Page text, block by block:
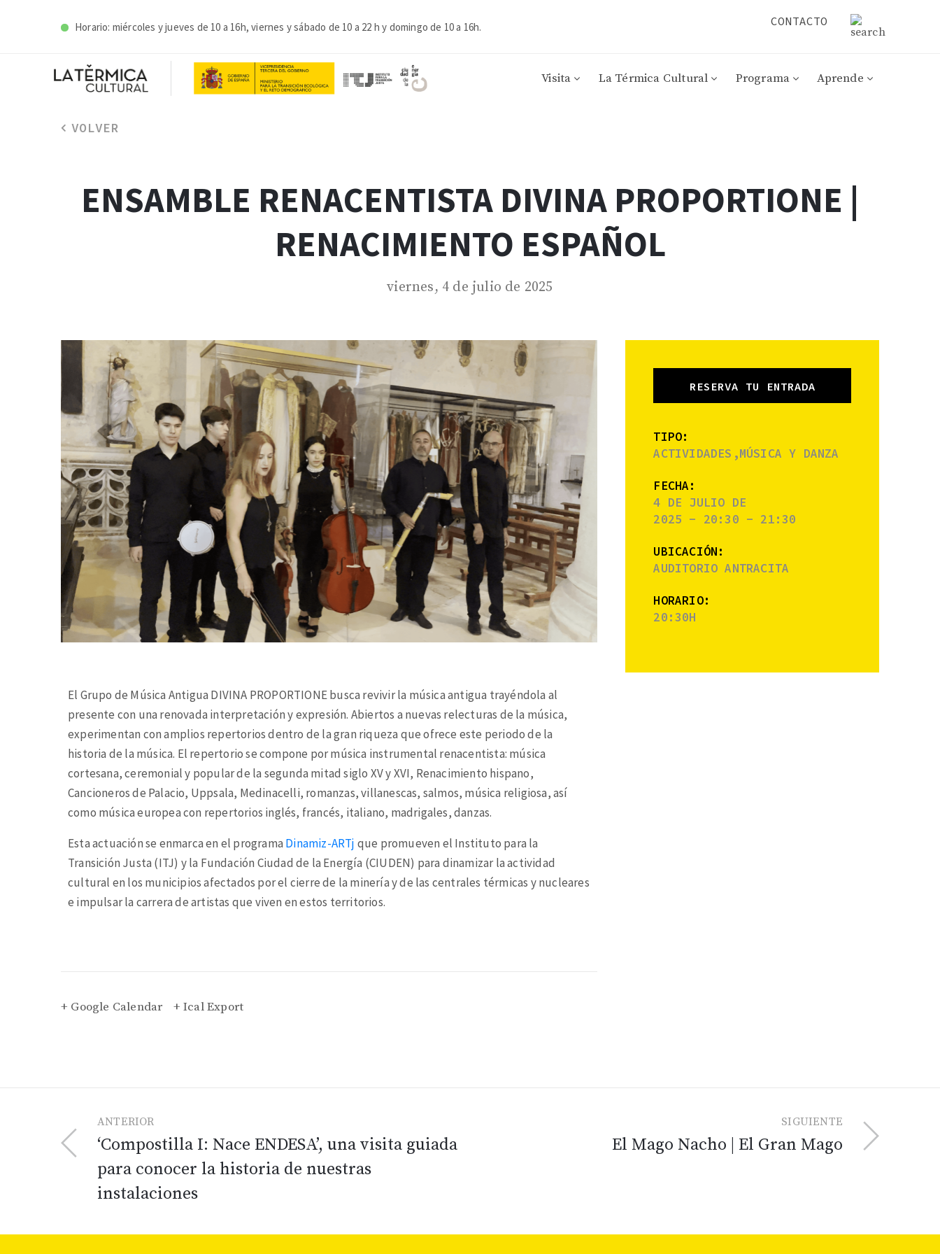
Horario: miércoles y jueves de 10 a 16h, viernes y sábado de 10 a 22 h y domingo de 10 a 16h. CONTACTO
Visita La Térmica Cultural Programa Aprende
VOLVER
ENSAMBLE RENACENTISTA DIVINA PROPORTIONE |
RENACIMIENTO ESPAÑOL
viernes, 4 de julio de 2025
El Grupo de Música Antigua DIVINA PROPORTIONE busca revivir la música antigua trayéndola al
presente con una renovada interpretación y expresión. Abiertos a nuevas relecturas de la música,
experimentan con amplios repertorios dentro de la gran riqueza que ofrece este periodo de la
historia de la música. El repertorio se compone por música instrumental renacentista: música
cortesana, ceremonial y popular de la segunda mitad siglo XV y XVI, Renacimiento hispano,
Cancioneros de Palacio, Uppsala, Medinacelli, romanzas, villanescas, salmos, música religiosa, así
como música europea con repertorios inglés, francés, italiano, madrigales, danzas.
Esta actuación se enmarca en el programa Dinamiz-ARTj que promueven el Instituto para la
Transición Justa (ITJ) y la Fundación Ciudad de la Energía (CIUDEN) para dinamizar la actividad
cultural en los municipios afectados por el cierre de la minería y de las centrales térmicas y nucleares
e impulsar la carrera de artistas que viven en estos territorios.
+ Google Calendar + Ical Export
RESERVA TU ENTRADA
TIPO:
ACTIVIDADES,MÚSICA Y DANZA
FECHA:
4 DE JULIO DE
2025 - 20:30 - 21:30
UBICACIÓN:
AUDITORIO ANTRACITA
HORARIO:
20:30H
ANTERIOR
‘Compostilla I: Nace ENDESA’, una visita guiada
para conocer la historia de nuestras
instalaciones
SIGUIENTE
El Mago Nacho | El Gran Mago